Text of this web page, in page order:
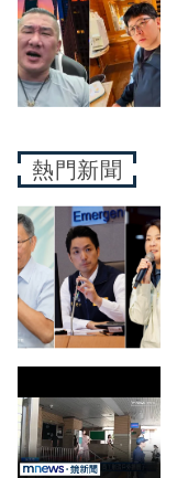
熱門新聞